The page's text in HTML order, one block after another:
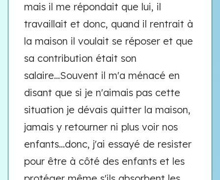
mais il me répondait que lui, il
travaillait et donc, quand il rentrait à
la maison il voulait se réposer et que
sa contribution était son
salaire...Souvent il m'a ménacé en
disant que si je n'aimais pas cette
situation je dévais quitter la maison,
jamais y retourner ni plus voir nos
enfants...donc, j'ai essayé de resister
pour être à côté des enfants et les